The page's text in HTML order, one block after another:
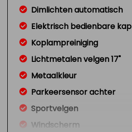
Dimlichten automatisch
Elektrisch bedienbare kap
Koplampreiniging
Lichtmetalen velgen 17"
Metaalkleur
Parkeersensor achter
Sportvelgen
Windscherm